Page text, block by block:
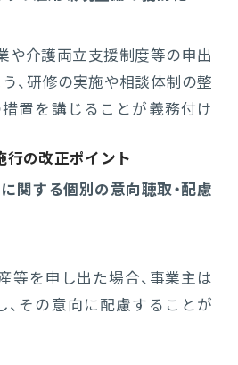
や介護両立支援制度等の申出
、研修の実施や相談体制の整
置を講じることが義務付け
の改正ポイント
関する個別の意向聴取・配慮
等を申し出た場合、事業主は
、その意向に配慮することが